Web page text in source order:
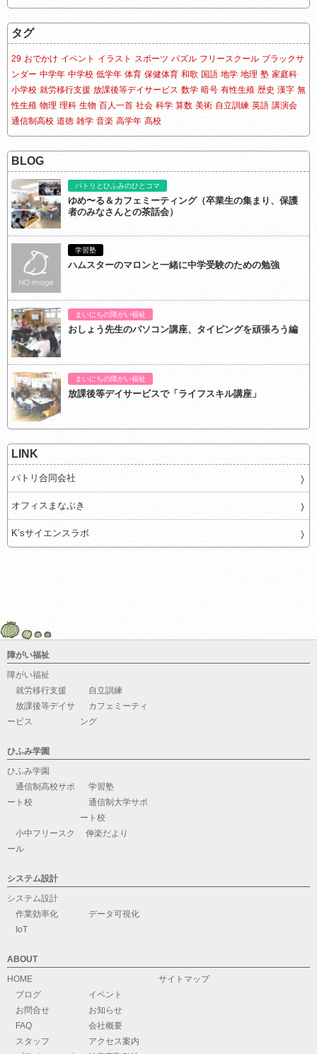
タグ
29 おでかけ イベント イラスト スポーツ パズル フリースクール ブラックサ
ンダー 中学年 中学校 低学年 体育 保健体育 和歌 国語 地学 地理 塾 家庭科
小学校 就労移行支援 放課後等デイサービス 数学 暗号 有性生殖 歴史 漢字 無
性生殖 物理 理科 生物 百人一首 社会 科学 算数 美術 自立訓練 英語 講演会
通信制高校 道徳 雑学 音楽 高学年 高校
BLOG
パトリとひふみのひとコマ
ゆめ〜る＆カフェミーティング（卒業生の集まり、保護
者のみなさんとの茶話会）
学習塾
ハムスターのマロンと一緒に中学受験のための勉強
まいにちの障がい福祉
おしょう先生のパソコン講座、タイピングを頑張ろう編
まいにちの障がい福祉
放課後等デイサービスで「ライフスキル講座」
LINK
パトリ合同会社
オフィスまなぶき
K’sサイエンスラボ
障がい福祉
障がい福祉
就労移行支援
自立訓練
放課後等デイサ
ービス
カフェミーティ
ング
ひふみ学園
ひふみ学園
通信制高校サポ
ート校
学習塾
通信制大学サポ
ート校
小中フリースク
ール
伸楽だより
システム設計
システム設計
作業効率化
データ可視化
IoT
ABOUT
HOME
ブログ
イベント
お問合せ
お知らせ
FAQ
会社概要
スタッフ
アクセス案内
サイトマップ